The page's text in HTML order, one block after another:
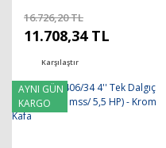
16.726,20 TL
11.708,34 TL
Karşılaştır
AYNI GÜN
KARGO